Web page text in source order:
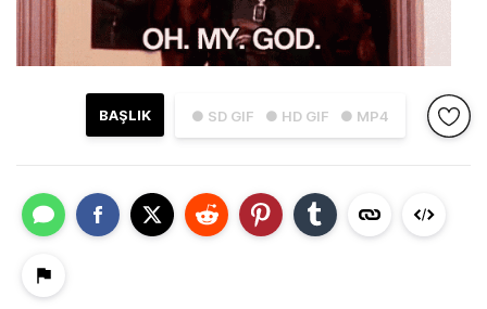
● SD GIF ● HD GIF ● MP4
BAŞLIK